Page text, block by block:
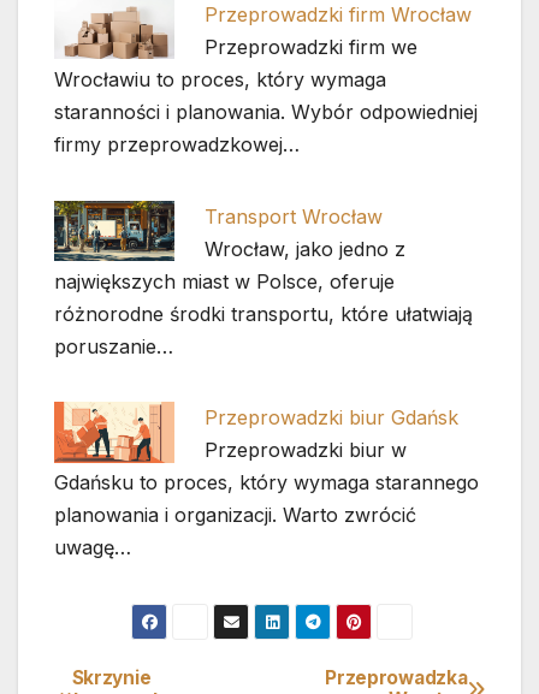
Przeprowadzki firm Wrocław
Przeprowadzki firm we
Wrocławiu to proces, który wymaga
staranności i planowania. Wybór odpowiedniej
firmy przeprowadzkowej…
Transport Wrocław
Wrocław, jako jedno z
największych miast w Polsce, oferuje
różnorodne środki transportu, które ułatwiają
poruszanie…
Przeprowadzki biur Gdańsk
Przeprowadzki biur w
Gdańsku to proces, który wymaga starannego
planowania i organizacji. Warto zwrócić
uwagę…
Przeprowadzka
Skrzynie